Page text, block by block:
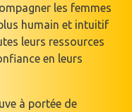
les femmes
humain et intuitif
leurs ressources
en leurs
à portée de